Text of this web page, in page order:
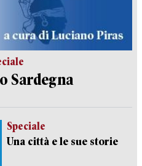
Sardegna
Speciale
Una città e le sue storie